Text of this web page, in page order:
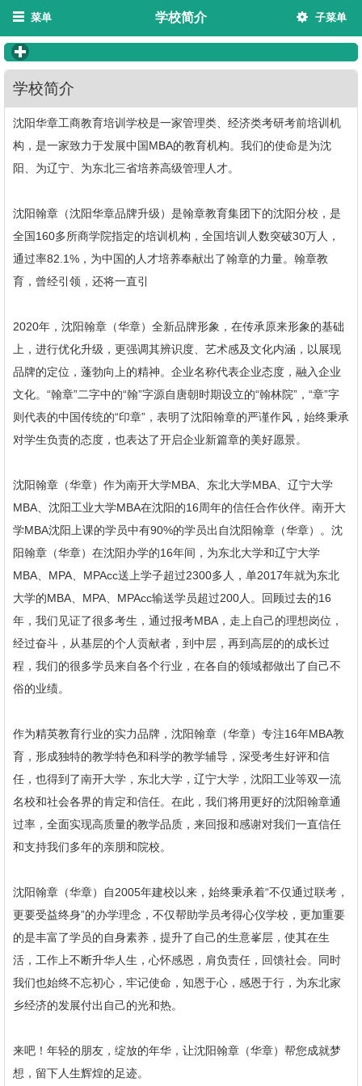
学校简介
菜单 子菜单
click to expand contents
学校简介
沈阳华章工商教育培训学校是一家管理类、经济类考研考前培训机
构，是一家致力于发展中国MBA的教育机构。我们的使命是为沈
阳、为辽宁、为东北三省培养高级管理人才。
沈阳翰章（沈阳华章品牌升级）是翰章教育集团下的沈阳分校，是
全国160多所商学院指定的培训机构，全国培训人数突破30万人，
通过率82.1%，为中国的人才培养奉献出了翰章的力量。翰章教
育，曾经引领，还将一直引
2020年，沈阳翰章（华章）全新品牌形象，在传承原来形象的基础
上，进行优化升级，更强调其辨识度、艺术感及文化内涵，以展现
品牌的定位，蓬勃向上的精神。企业名称代表企业态度，融入企业
文化。“翰章”二字中的“翰”字源自唐朝时期设立的“翰林院”，“章”字
则代表的中国传统的“印章”，表明了沈阳翰章的严谨作风，始终秉承
对学生负责的态度，也表达了开启企业新篇章的美好愿景。
沈阳翰章（华章）作为南开大学MBA、东北大学MBA、辽宁大学
MBA、沈阳工业大学MBA在沈阳的16周年的信任合作伙伴。南开大
学MBA沈阳上课的学员中有90%的学员出自沈阳翰章（华章）。沈
阳翰章（华章）在沈阳办学的16年间，为东北大学和辽宁大学
MBA、MPA、MPAcc送上学子超过2300多人，单2017年就为东北
大学的MBA、MPA、MPAcc输送学员超过200人。回顾过去的16
年，我们见证了很多考生，通过报考MBA，走上自己的理想岗位，
经过奋斗，从基层的个人贡献者，到中层，再到高层的的成长过
程，我们的很多学员来自各个行业，在各自的领域都做出了自己不
俗的业绩。
作为精英教育行业的实力品牌，沈阳翰章（华章）专注16年MBA教
育，形成独特的教学特色和科学的教学辅导，深受考生好评和信
任，也得到了南开大学，东北大学，辽宁大学，沈阳工业等双一流
名校和社会各界的肯定和信任。在此，我们将用更好的沈阳翰章通
过率，全面实现高质量的教学品质，来回报和感谢对我们一直信任
和支持我们多年的亲朋和院校。
沈阳翰章（华章）自2005年建校以来，始终秉承着“不仅通过联考，
更要受益终身”的办学理念，不仅帮助学员考得心仪学校，更加重要
的是丰富了学员的自身素养，提升了自己的生意峯层，使其在生
活，工作上不断升华人生，心怀感恩，肩负责任，回馈社会。同时
我们也始终不忘初心，牢记使命，知恩于心，感恩于行，为东北家
乡经济的发展付出自己的光和热。
来吧！年轻的朋友，绽放的年华，让沈阳翰章（华章）帮您成就梦
想，留下人生辉煌的足迹。